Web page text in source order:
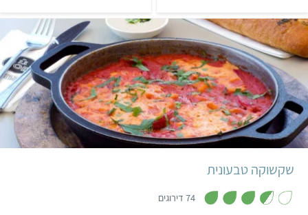
קוואקר ללא סוכר מכילה רק
60 קלוריות ל-100 גרם.
אתם לא אוהבים קמח חומוס,
מומלץ להחליף אותו בקמח
עדשים, שחלק מוצאים אותו
טעים בהרבה. ניתן להשיג
קמח חומוס וקמח עדשים
בסופרים, בחנויות טבע
ובחנויות של מזון הודי. חביתת
חומוס לארוחת בוקר סוגרת
קל שעה 2 מנות ישראלי
שקשוקה טבעונית
74 דירוגים